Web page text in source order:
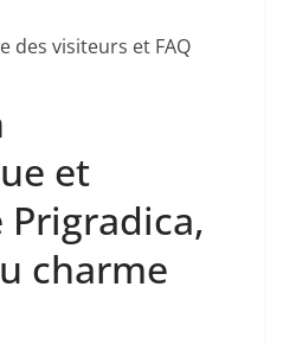
des visiteurs et FAQ
et
Prigradica,
charme